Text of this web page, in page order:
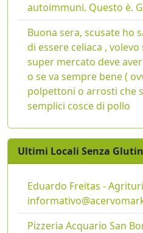
autoimmuni. Questo è.
Buona sera, scusate ho
di essere celiaca ,
super mercato deve
o se va sempre bene (
polpettoni o arrosti che
semplici cosce di pollo
Ultimi Locali Senza
Eduardo Freitas -
Pizzeria Acquario San